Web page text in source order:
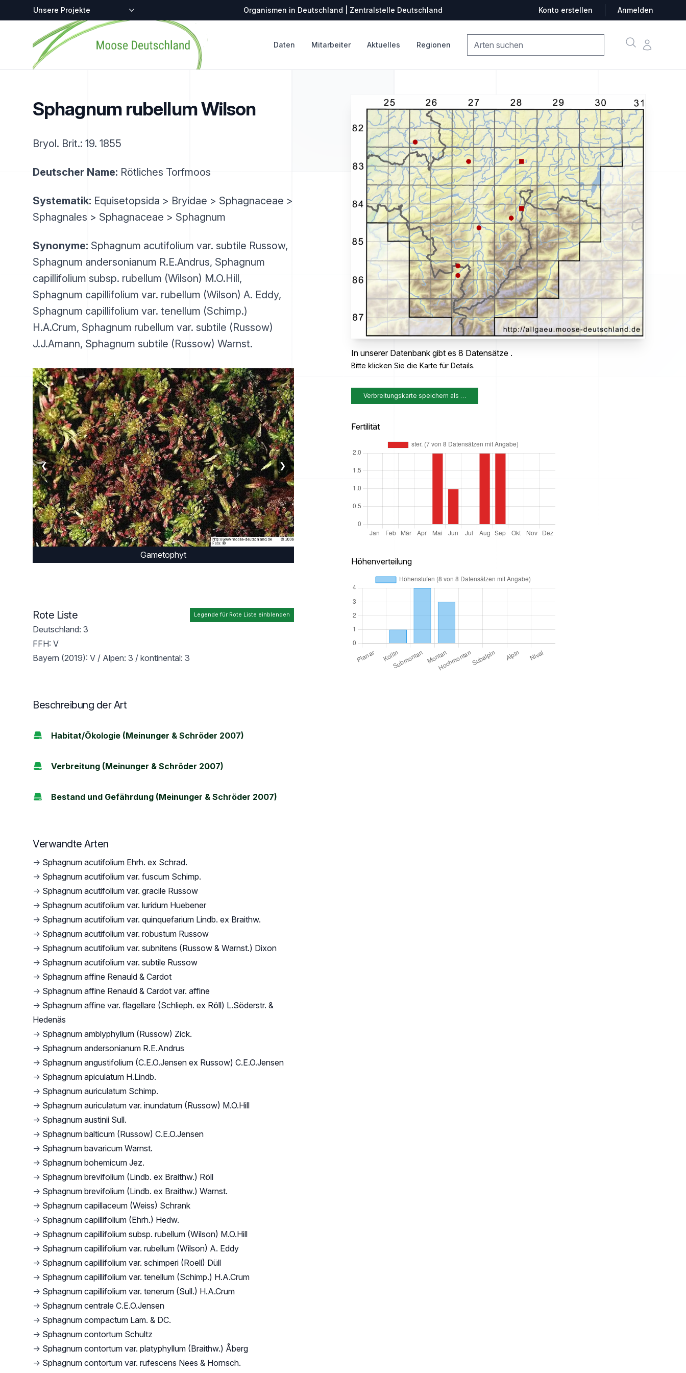
Zentralstellen-Projekte Organismen in Deutschland | Zentralstelle Deutschland Konto erstellen Anmelden
Startseite
Daten Mitarbeiter Aktuelles Regionen SucheKonto
Sphagnum rubellum Wilson
Bryol. Brit.: 19. 1855
Deutscher Name: Rötliches Torfmoos
Systematik: Equisetopsida > Bryidae > Sphagnaceae >
Sphagnales > Sphagnaceae > Sphagnum
Synonyme: Sphagnum acutifolium var. subtile Russow,
Sphagnum andersonianum R.E.Andrus, Sphagnum
capillifolium subsp. rubellum (Wilson) M.O.Hill,
Sphagnum capillifolium var. rubellum (Wilson) A. Eddy,
Sphagnum capillifolium var. tenellum (Schimp.)
H.A.Crum, Sphagnum rubellum var. subtile (Russow)
J.J.Amann, Sphagnum subtile (Russow) Warnst.
Gametophyt
❮ ❯
In unserer Datenbank gibt es 8 Datensätze .
Bitte klicken Sie die Karte für Details.
Verbreitungskarte speichern als …
Fertilität
Höhenverteilung
Legende für Rote Liste einblenden
Rote Liste
Deutschland: 3
FFH: V
Bayern (2019): V / Alpen: 3 / kontinental: 3
Beschreibung der Art
Habitat/Ökologie (Meinunger & Schröder 2007)
Verbreitung (Meinunger & Schröder 2007)
Bestand und Gefährdung (Meinunger & Schröder 2007)
Verwandte Arten
→ Sphagnum acutifolium Ehrh. ex Schrad.
→ Sphagnum acutifolium var. fuscum Schimp.
→ Sphagnum acutifolium var. gracile Russow
→ Sphagnum acutifolium var. luridum Huebener
→ Sphagnum acutifolium var. quinquefarium Lindb. ex Braithw.
→ Sphagnum acutifolium var. robustum Russow
→ Sphagnum acutifolium var. subnitens (Russow & Warnst.) Dixon
→ Sphagnum acutifolium var. subtile Russow
→ Sphagnum affine Renauld & Cardot
→ Sphagnum affine Renauld & Cardot var. affine
→ Sphagnum affine var. flagellare (Schlieph. ex Röll) L.Söderstr. &
Hedenäs
→ Sphagnum amblyphyllum (Russow) Zick.
→ Sphagnum andersonianum R.E.Andrus
→ Sphagnum angustifolium (C.E.O.Jensen ex Russow) C.E.O.Jensen
→ Sphagnum apiculatum H.Lindb.
→ Sphagnum auriculatum Schimp.
→ Sphagnum auriculatum var. inundatum (Russow) M.O.Hill
→ Sphagnum austinii Sull.
→ Sphagnum balticum (Russow) C.E.O.Jensen
→ Sphagnum bavaricum Warnst.
→ Sphagnum bohemicum Jez.
→ Sphagnum brevifolium (Lindb. ex Braithw.) Röll
→ Sphagnum brevifolium (Lindb. ex Braithw.) Warnst.
→ Sphagnum capillaceum (Weiss) Schrank
→ Sphagnum capillifolium (Ehrh.) Hedw.
→ Sphagnum capillifolium subsp. rubellum (Wilson) M.O.Hill
→ Sphagnum capillifolium var. rubellum (Wilson) A. Eddy
→ Sphagnum capillifolium var. schimperi (Roell) Düll
→ Sphagnum capillifolium var. tenellum (Schimp.) H.A.Crum
→ Sphagnum capillifolium var. tenerum (Sull.) H.A.Crum
→ Sphagnum centrale C.E.O.Jensen
→ Sphagnum compactum Lam. & DC.
→ Sphagnum contortum Schultz
→ Sphagnum contortum var. platyphyllum (Braithw.) Åberg
→ Sphagnum contortum var. rufescens Nees & Hornsch.